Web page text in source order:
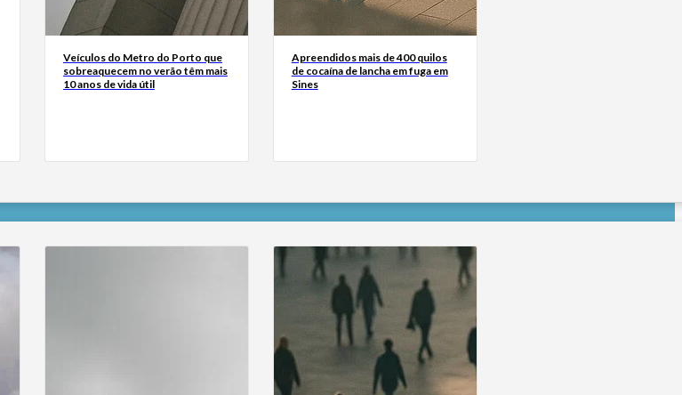
Veículos do Metro do Porto que
sobreaquecem no verão têm mais
10 anos de vida útil
Apreendidos mais de 400 quilos
de cocaína de lancha em fuga em
Sines